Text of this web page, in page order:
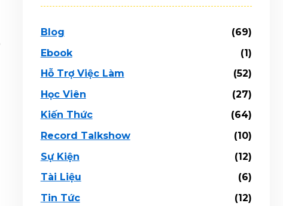
Blog
(69)
Ebook
(1)
Hỗ Trợ Việc Làm
(52)
Học Viên
(27)
Kiến Thức
(64)
Record Talkshow
(10)
Sự Kiện
(12)
Tài Liệu
(6)
Tin Tức
(12)